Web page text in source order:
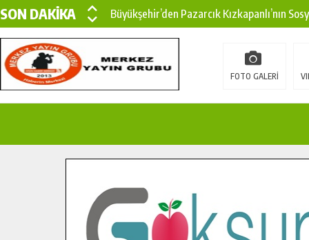
SON DAKİKA
Büyükşehir’den Pazarcık Kızkapanlı’nın
Büyükşehir’den Pazarcık Kırsalına Modern
Çin’den KSÜ’ye Uluslararası Başarı:
İlçe Jandarma Komutanı Karakaya’dan
Bertiz’in Yeni Köprüsünde Sona Doğru.
FOTO GALERİ